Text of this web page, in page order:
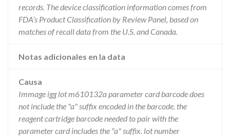
records. The device classification information comes from
FDA’s Product Classification by Review Panel, based on
matches of recall data from the U.S. and Canada.
Notas adicionales en la data
Causa
Immage igg lot m610132a parameter card barcode does
not include the "a" suffix encoded in the barcode. the
reagent cartridge barcode needed to pair with the
parameter card includes the "a" suffix. lot number